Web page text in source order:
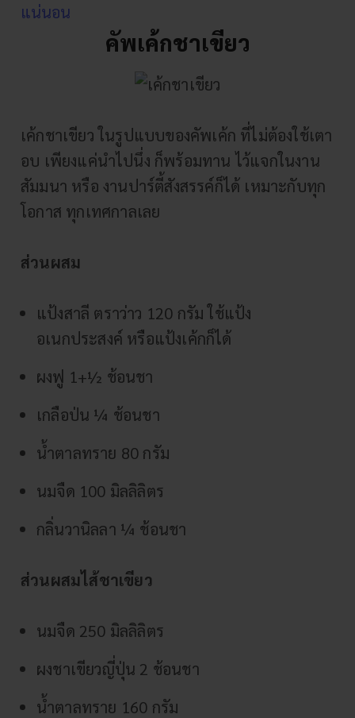
แน่นอน
คัพเค้กชาเขียว
เค้กชาเขียว ในรูปแบบของคัพเค้ก ที่ไม่ต้องใช้เตา
อบ เพียงแค่นำไปนึ่ง ก็พร้อมทาน ไว้แจกในงาน
สัมมนา หรือ งานปาร์ตี้สังสรรค์ก็ได้ เหมาะกับทุก
โอกาส ทุกเทศกาลเลย
ส่วนผสม
แป้งสาลี ตราว่าว 120 กรัม ใช้แป้ง
อเนกประสงค์ หรือแป้งเค้กก็ได้
ผงฟู 1+½ ช้อนชา
เกลือป่น ¼ ช้อนชา
น้ำตาลทราย 80 กรัม
นมจืด 100 มิลลิลิตร
กลิ่นวานิลลา ¼ ช้อนชา
ส่วนผสมไส้ชาเขียว
นมจืด 250 มิลลิลิตร
ผงชาเขียวญี่ปุ่น 2 ช้อนชา
น้ำตาลทราย 160 กรัม